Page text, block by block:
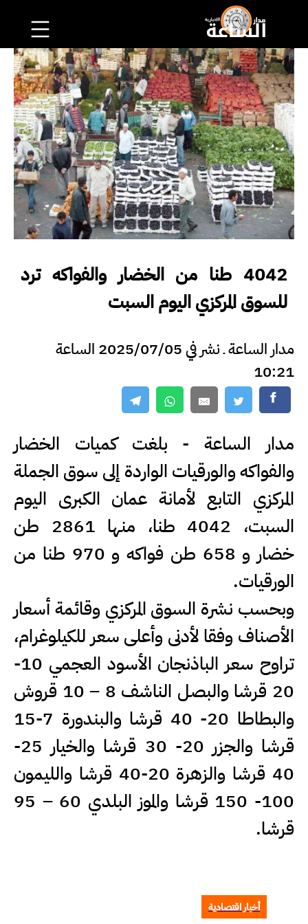
4042 طنا من الخضار والفواكه ترد
للسوق المركزي اليوم السبت
مدار الساعة ـ نشر في 2025/07/05 الساعة
10:21
مدار الساعة - بلغت كميات الخضار
والفواكه والورقيات الواردة إلى سوق الجملة
المركزي التابع لأمانة عمان الكبرى اليوم
السبت، 4042 طنا، منها 2861 طن
خضار و 658 طن فواكه و 970 طنا من
الورقيات.
وبحسب نشرة السوق المركزي وقائمة أسعار
الأصناف وفقا لأدنى وأعلى سعر للكيلوغرام،
تراوح سعر الباذنجان الأسود العجمي 10-
20 قرشا والبصل الناشف 8 – 10 قروش
والبطاطا 20- 40 قرشا والبندورة 7-15
قرشا والجزر 20- 30 قرشا والخيار 25-
40 قرشا والزهرة 20-40 قرشا والليمون
100- 150 قرشا والموز البلدي 60 – 95
قرشا.
أخبار اقتصادية